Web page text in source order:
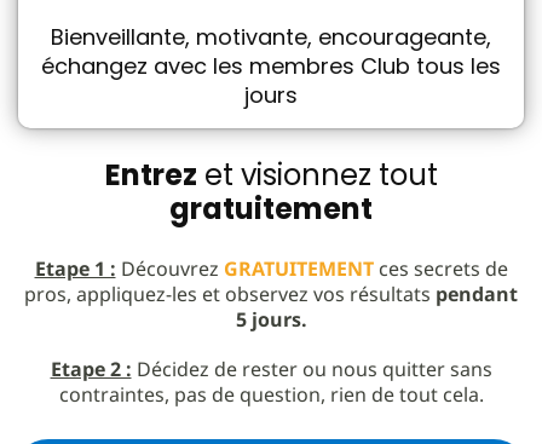
Bienveillante, motivante, encourageante,
échangez avec les membres Club tous les
jours
Entrez et visionnez tout
gratuitement
Etape 1 : Découvrez GRATUITEMENTces secrets de
pros, appliquez-les et observez vos résultats pendant
5 jours.
Etape 2 : Décidez de rester ou nous quitter sans
contraintes, pas de question, rien de tout cela.